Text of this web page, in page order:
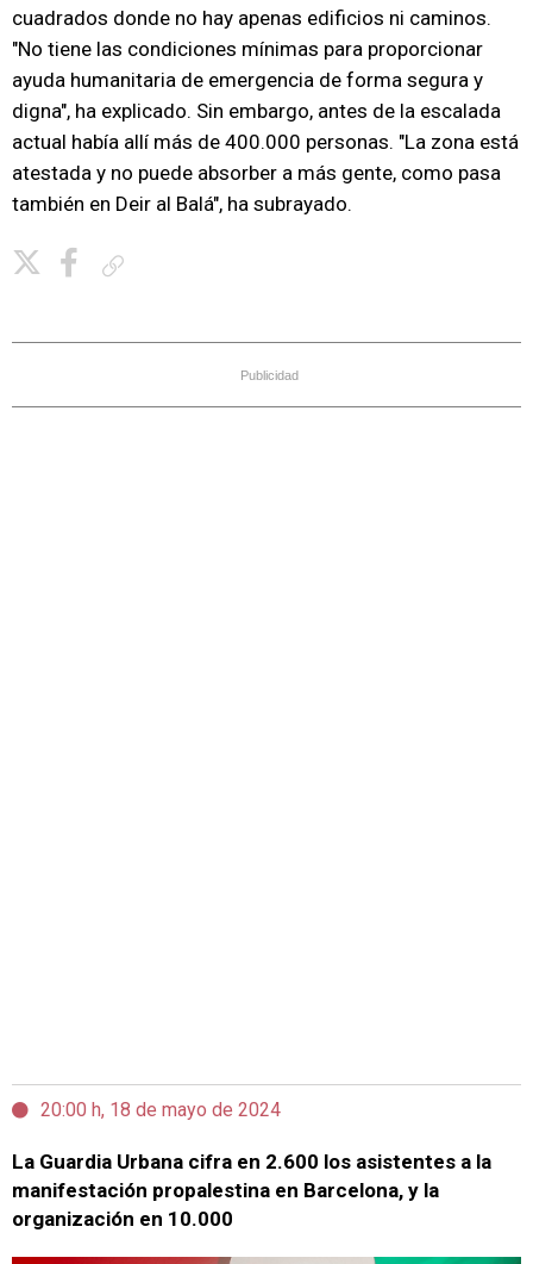
cuadrados donde no hay apenas edificios ni caminos.
"No tiene las condiciones mínimas para proporcionar
ayuda humanitaria de emergencia de forma segura y
digna", ha explicado. Sin embargo, antes de la escalada
actual había allí más de 400.000 personas. "La zona está
atestada y no puede absorber a más gente, como pasa
también en Deir al Balá", ha subrayado.
Publicidad
20:00 h, 18 de mayo de 2024
La Guardia Urbana cifra en 2.600 los asistentes a la
manifestación propalestina en Barcelona, y la
organización en 10.000